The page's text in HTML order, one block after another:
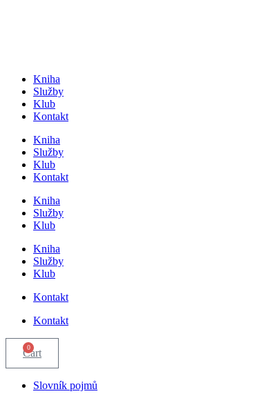
Kniha
Služby
Klub
Kontakt
Kniha
Služby
Klub
Kontakt
Kniha
Služby
Klub
Kniha
Služby
Klub
Kontakt
Kontakt
0
Cart
Slovník pojmů